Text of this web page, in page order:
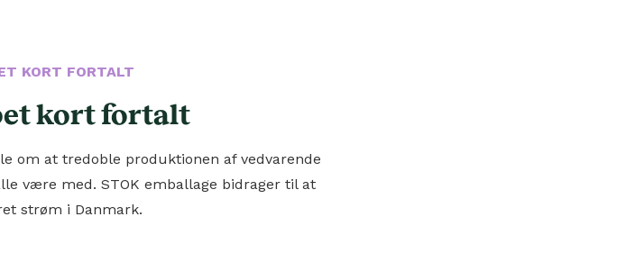
KORT FORTALT
kort fortalt
om at tredoble produktionen af vedvarende
være med. STOK emballage bidrager til at
strøm i Danmark.